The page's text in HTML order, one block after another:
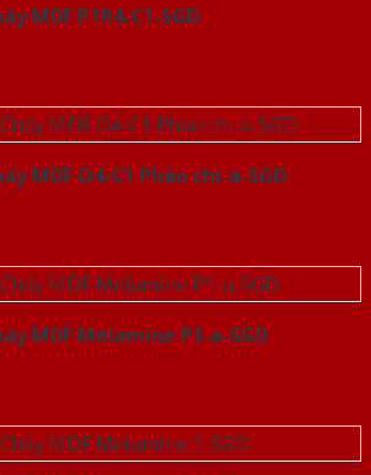
MDF P1R4-C1-SGD
MDF O4-C1 Phào chi-a-SGD
MDF Melamine P1-a-SGD